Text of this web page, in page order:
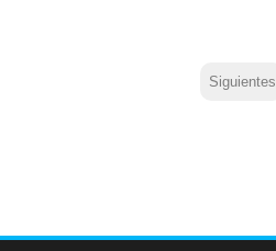
Siguientes